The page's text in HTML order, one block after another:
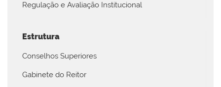
Regulação e Avaliação Institucional
Estrutura
Conselhos Superiores
Gabinete do Reitor